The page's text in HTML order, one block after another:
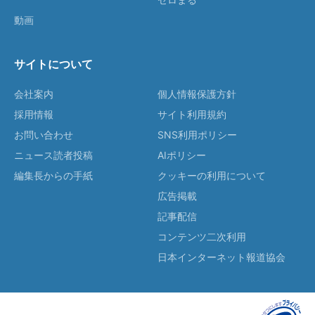
動画
サイトについて
会社案内
採用情報
お問い合わせ
ニュース読者投稿
編集長からの手紙
個人情報保護方針
サイト利用規約
SNS利用ポリシー
AIポリシー
クッキーの利用について
広告掲載
記事配信
コンテンツ二次利用
日本インターネット報道協会